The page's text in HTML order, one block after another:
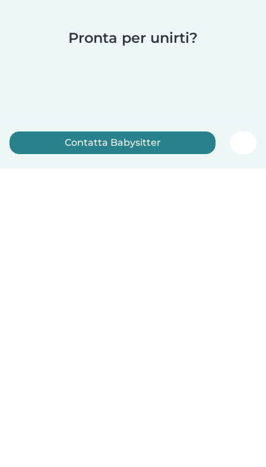
Pronta per unirti?
Contatta Babysitter